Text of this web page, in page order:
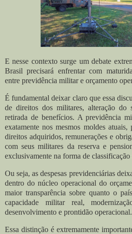
E nesse contexto surge um debate
Brasil precisará enfrentar com
entre previdência militar e orçamento
É fundamental deixar claro que essa
de direitos dos militares, alteração do
retirada de benefícios. A previdência
exatamente nos mesmos moldes atuais,
direitos adquiridos, remunerações e
com seus militares da reserva e
exclusivamente na forma de classificação
Ou seja, as despesas previdenciárias
dentro do núcleo operacional do
maior transparência sobre quanto o
capacidade militar real,
desenvolvimento e prontidão operacional.
Essa distinção é extremamente